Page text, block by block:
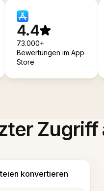
4.4
73.000+
Bewertungen im App
Store
Zugriff
konvertieren